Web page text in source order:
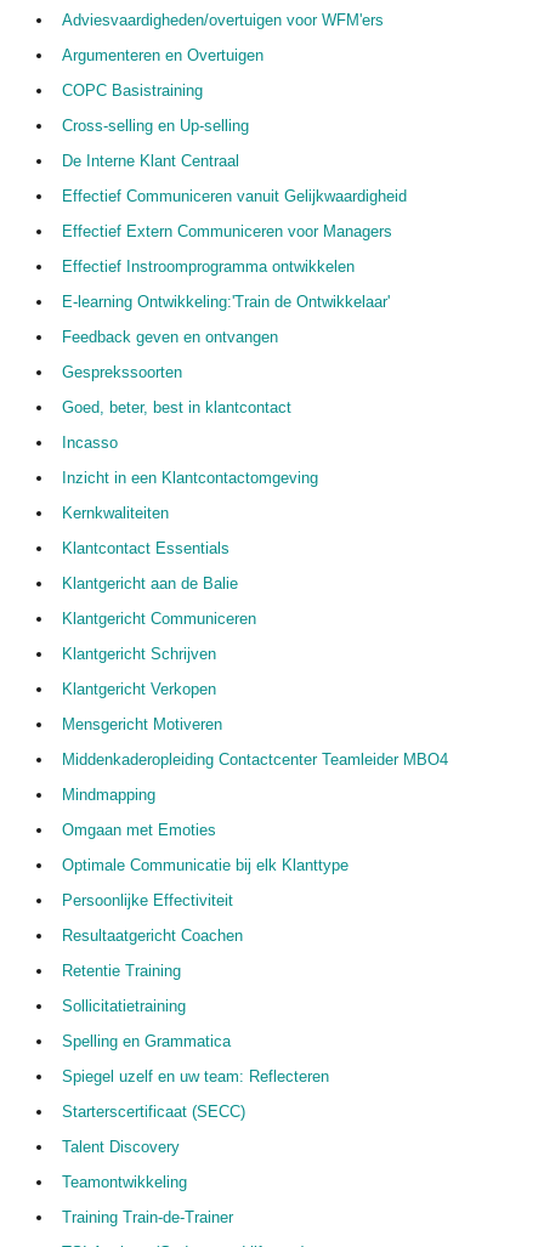
Adviesvaardigheden/overtuigen voor WFM'ers
Argumenteren en Overtuigen
COPC Basistraining
Cross-selling en Up-selling
De Interne Klant Centraal
Effectief Communiceren vanuit Gelijkwaardigheid
Effectief Extern Communiceren voor Managers
Effectief Instroomprogramma ontwikkelen
E-learning Ontwikkeling:'Train de Ontwikkelaar'
Feedback geven en ontvangen
Gesprekssoorten
Goed, beter, best in klantcontact
Incasso
Inzicht in een Klantcontactomgeving
Kernkwaliteiten
Klantcontact Essentials
Klantgericht aan de Balie
Klantgericht Communiceren
Klantgericht Schrijven
Klantgericht Verkopen
Mensgericht Motiveren
Middenkaderopleiding Contactcenter Teamleider MBO4
Mindmapping
Omgaan met Emoties
Optimale Communicatie bij elk Klanttype
Persoonlijke Effectiviteit
Resultaatgericht Coachen
Retentie Training
Sollicitatietraining
Spelling en Grammatica
Spiegel uzelf en uw team: Reflecteren
Starterscertificaat (SECC)
Talent Discovery
Teamontwikkeling
Training Train-de-Trainer